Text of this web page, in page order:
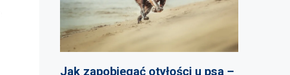
Jak zapobiegać otyłości u psa –